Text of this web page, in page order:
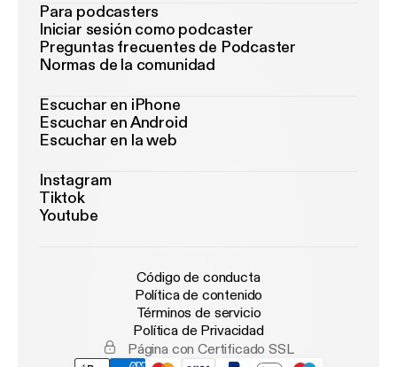
Para podcasters
Iniciar sesión como podcaster
Preguntas frecuentes de Podcaster
Normas de la comunidad
Escuchar en iPhone
Escuchar en Android
Escuchar en la web
Instagram
Tiktok
Youtube
Código de conducta
Política de contenido
Términos de servicio
Política de Privacidad
Página con Certificado SSL